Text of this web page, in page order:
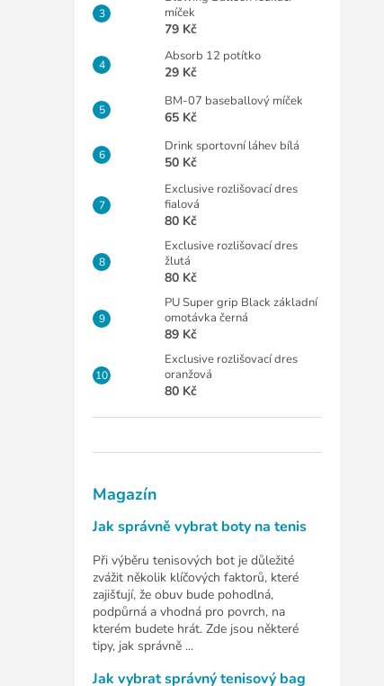
míček
79 Kč
Absorb 12 potítko
29 Kč
BM-07 baseballový míček
65 Kč
Drink sportovní láhev bílá
50 Kč
Exclusive rozlišovací dres
fialová
80 Kč
Exclusive rozlišovací dres
žlutá
80 Kč
PU Super grip Black základní
omotávka černá
89 Kč
Exclusive rozlišovací dres
oranžová
80 Kč
Magazín
Jak správně vybrat boty na tenis
Při výběru tenisových bot je důležité
zvážit několik klíčových faktorů, které
zajišťují, že obuv bude pohodlná,
podpůrná a vhodná pro povrch, na
kterém budete hrát. Zde jsou některé
tipy, jak správně ...
Jak vybrat správný tenisový bag